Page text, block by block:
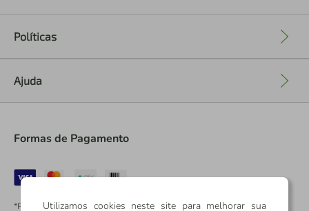
Políticas
Ajuda
Formas de Pagamento
*Pontos dos Cartões Sicredi
Utilizamos cookies neste site para melhorar sua